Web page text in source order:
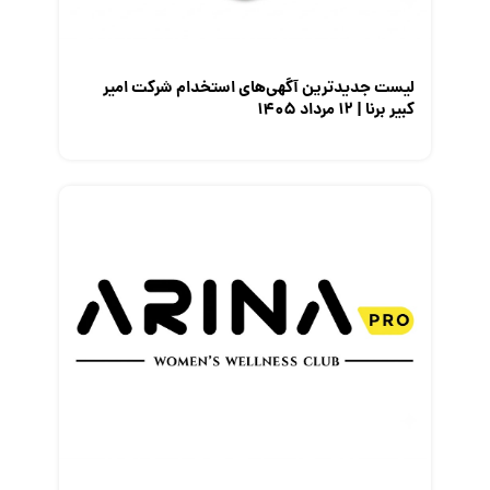
لیست جدیدترین آگهی‌های استخدام شرکت امیر
کبیر برنا | ۱۲ مرداد ۱۴۰۵